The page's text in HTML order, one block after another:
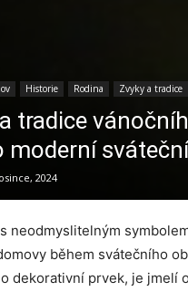
Historie Rodina Zvyky a tradice
tradice
moderní
2024
neodmyslitelným
během svátečního
dekorativní prvek, je jmelí